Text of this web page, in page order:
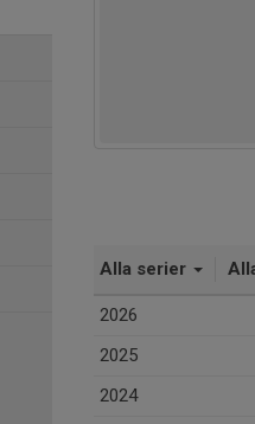
Alla serier
2026
2025
2024